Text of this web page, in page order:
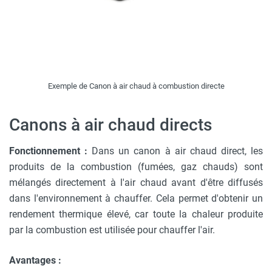
Exemple de Canon à air chaud à combustion directe
Canons à air chaud directs
Fonctionnement : Dans un canon à air chaud direct, les
produits de la combustion (fumées, gaz chauds) sont
mélangés directement à l'air chaud avant d'être diffusés
dans l'environnement à chauffer. Cela permet d'obtenir un
rendement thermique élevé, car toute la chaleur produite
par la combustion est utilisée pour chauffer l'air.
Avantages :